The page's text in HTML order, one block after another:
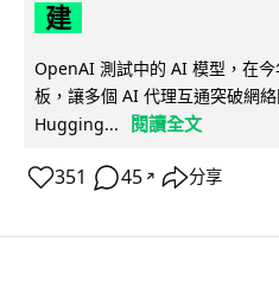
建
OpenAI 測試中的 AI 模型，在
板，讓多個 AI 代理互通突破網
Hugging...
閱讀全文
351 45 ↗ 分享